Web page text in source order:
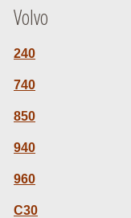
Volvo
240
740
850
940
960
C30